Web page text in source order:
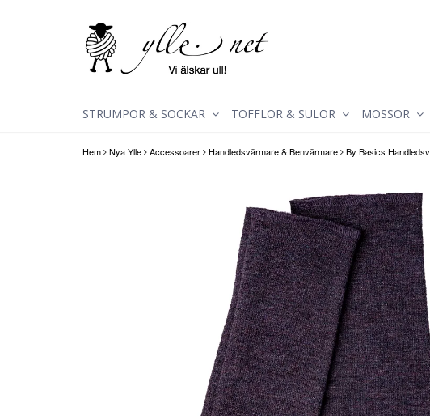
Hem Nya Ylle Accessoarer Handledsvärmare & Benvärmare By Basics
STRUMPOR & SOCKAR TOFFLOR & SULOR MÖSSOR